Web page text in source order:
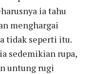
ia tahu
menghargai
tidak seperti itu.
sedemikian rupa,
untung rugi